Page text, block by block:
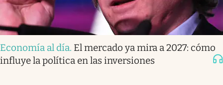
Economía al día. El mercado ya mira a 2027: cómo
influye la política en las inversiones